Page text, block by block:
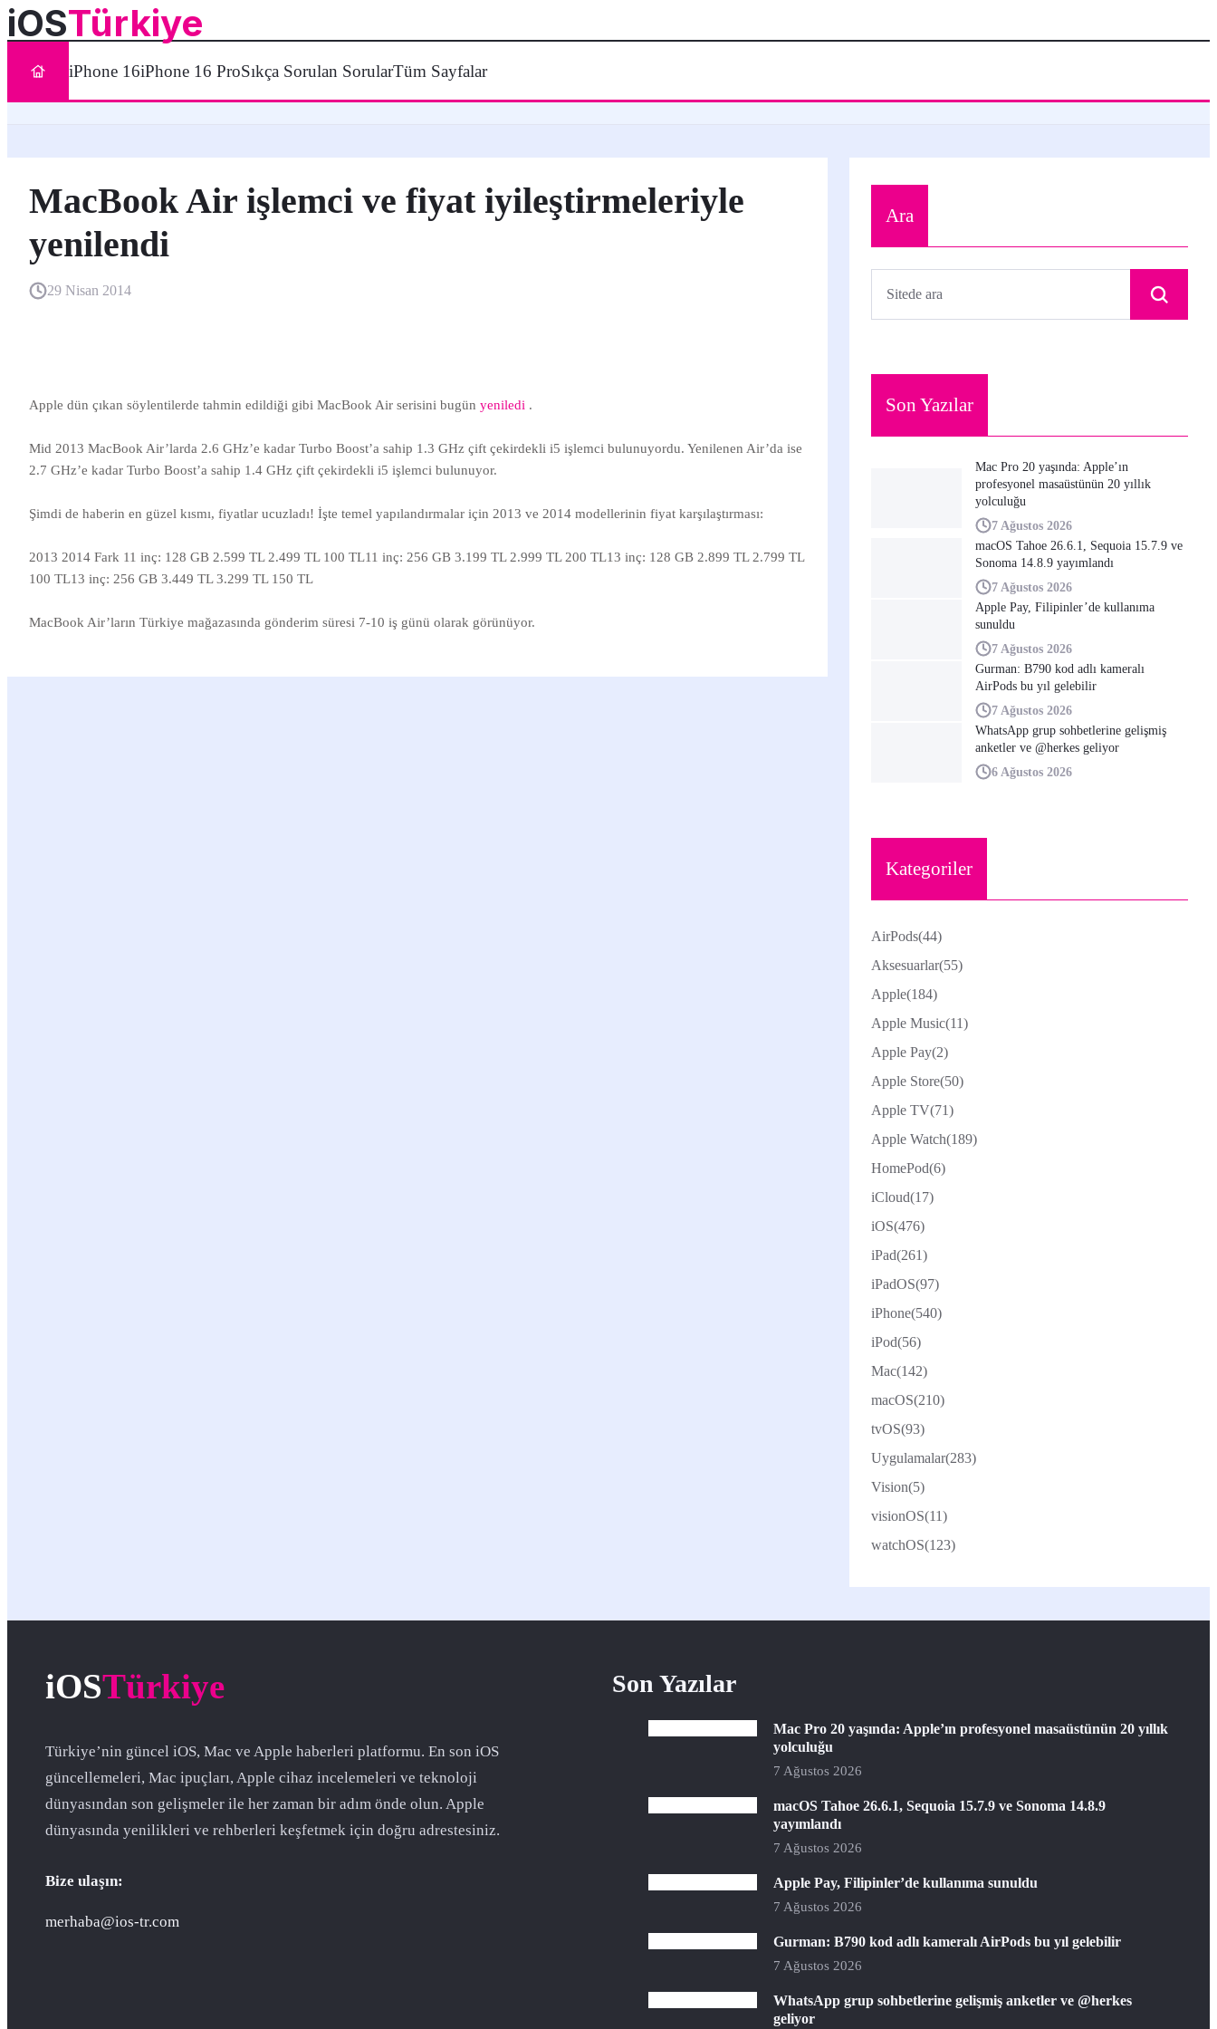
iOSTürkiye
iPhone 16iPhone 16 ProSıkça Sorulan SorularTüm Sayfalar
MacBook Air işlemci ve fiyat iyileştirmeleriyle
yenilendi
29 Nisan 2014
Apple dün çıkan söylentilerde tahmin edildiği gibi MacBook Air serisini bugün yeniledi .
Mid 2013 MacBook Air’larda 2.6 GHz’e kadar Turbo Boost’a sahip 1.3 GHz çift çekirdekli i5 işlemci bulunuyordu. Yenilenen Air’da ise
2.7 GHz’e kadar Turbo Boost’a sahip 1.4 GHz çift çekirdekli i5 işlemci bulunuyor.
Şimdi de haberin en güzel kısmı, fiyatlar ucuzladı! İşte temel yapılandırmalar için 2013 ve 2014 modellerinin fiyat karşılaştırması:
2013 2014 Fark 11 inç: 128 GB 2.599 TL 2.499 TL 100 TL11 inç: 256 GB 3.199 TL 2.999 TL 200 TL13 inç: 128 GB 2.899 TL 2.799 TL
100 TL13 inç: 256 GB 3.449 TL 3.299 TL 150 TL
MacBook Air’ların Türkiye mağazasında gönderim süresi 7-10 iş günü olarak görünüyor.
Ara
Son Yazılar
Mac Pro 20 yaşında: Apple’ın
profesyonel masaüstünün 20 yıllık
yolculuğu
7 Ağustos 2026
macOS Tahoe 26.6.1, Sequoia 15.7.9 ve
Sonoma 14.8.9 yayımlandı
7 Ağustos 2026
Apple Pay, Filipinler’de kullanıma
sunuldu
7 Ağustos 2026
Gurman: B790 kod adlı kameralı
AirPods bu yıl gelebilir
7 Ağustos 2026
WhatsApp grup sohbetlerine gelişmiş
anketler ve @herkes geliyor
6 Ağustos 2026
Kategoriler
AirPods(44)
Aksesuarlar(55)
Apple(184)
Apple Music(11)
Apple Pay(2)
Apple Store(50)
Apple TV(71)
Apple Watch(189)
HomePod(6)
iCloud(17)
iOS(476)
iPad(261)
iPadOS(97)
iPhone(540)
iPod(56)
Mac(142)
macOS(210)
tvOS(93)
Uygulamalar(283)
Vision(5)
visionOS(11)
watchOS(123)
iOSTürkiye
Türkiye’nin güncel iOS, Mac ve Apple haberleri platformu. En son iOS
güncellemeleri, Mac ipuçları, Apple cihaz incelemeleri ve teknoloji
dünyasından son gelişmeler ile her zaman bir adım önde olun. Apple
dünyasında yenilikleri ve rehberleri keşfetmek için doğru adrestesiniz.
Bize ulaşın:
merhaba@ios-tr.com
Son Yazılar
Mac Pro 20 yaşında: Apple’ın profesyonel masaüstünün 20 yıllık
yolculuğu
7 Ağustos 2026
macOS Tahoe 26.6.1, Sequoia 15.7.9 ve Sonoma 14.8.9
yayımlandı
7 Ağustos 2026
Apple Pay, Filipinler’de kullanıma sunuldu
7 Ağustos 2026
Gurman: B790 kod adlı kameralı AirPods bu yıl gelebilir
7 Ağustos 2026
WhatsApp grup sohbetlerine gelişmiş anketler ve @herkes
geliyor